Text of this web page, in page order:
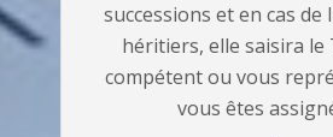
successions et en cas
héritiers, elle saisira le
compétent ou vous
vous êtes